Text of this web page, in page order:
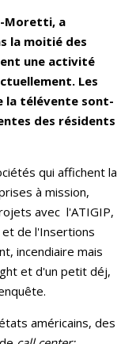
Moretti, a
la moitié des
une activité
Les
la télévente sont-
des résidents
qui affichent la
à mission,
avec l'ATIGIP,
de l'Insertions
incendiaire mais
et d'un petit déj,
américains, des